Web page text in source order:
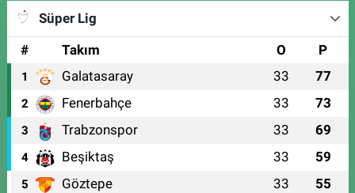
Süper Lig
#
Takım O P
1 Galatasaray 33 77
2 Fenerbahçe 33 73
3 Trabzonspor 33 69
4 Beşiktaş 33 59
5 Göztepe 33 55